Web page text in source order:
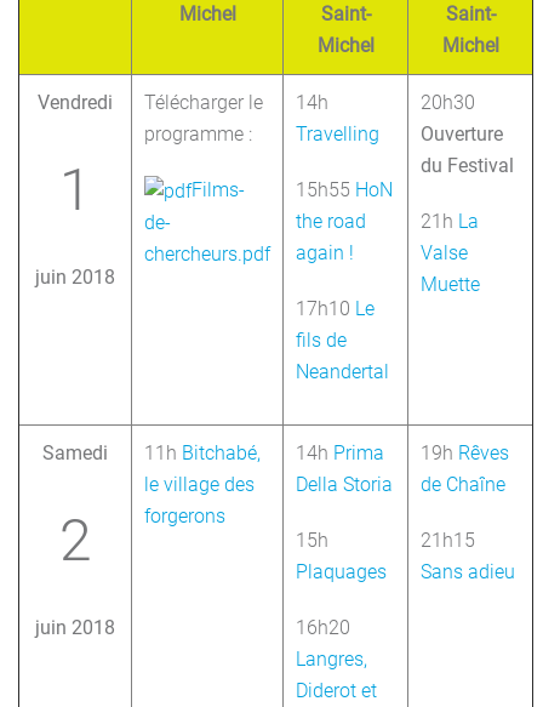
Michel
Saint-
Michel
Saint-
Michel
Vendredi
1
juin 2018
Télécharger le
programme :
Films-
de-
chercheurs.pdf
14h
Travelling
15h55 HoN
the road
again !
17h10 Le
fils de
Neandertal
20h30
Ouverture
du Festival
21h La
Valse
Muette
Samedi
2
juin 2018
11h Bitchabé,
le village des
forgerons
14h Prima
Della Storia
15h
Plaquages
16h20
Langres,
Diderot et
19h Rêves
de Chaîne
21h15
Sans adieu